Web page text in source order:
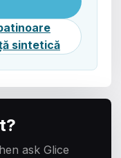
sintetică
ask Glice